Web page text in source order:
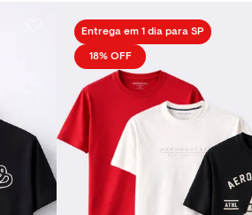
18% OFF
Entrega em 1 dia para SP